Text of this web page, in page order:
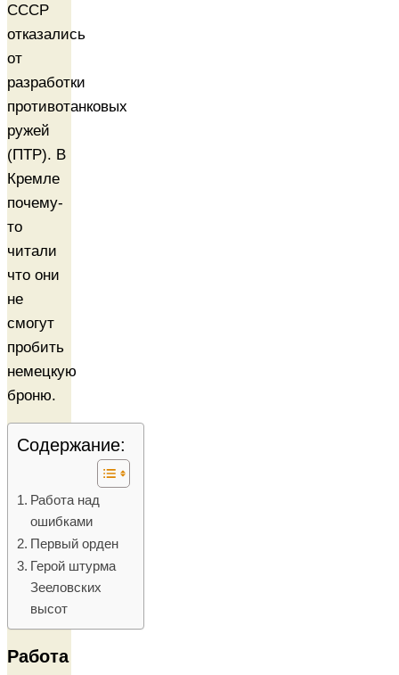
СССР
отказались
от
разработки
противотанковых
ружей
(ПТР). В
Кремле
почему-
то
читали
что они
не
смогут
пробить
немецкую
броню.
Содержание:
Работа над
ошибками
Первый орден
Герой штурма
Зееловских
высот
Работа